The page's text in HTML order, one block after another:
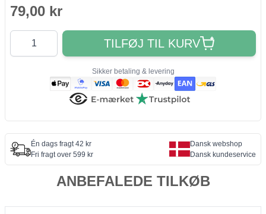
79,00 kr
Antal
TILFØJ TIL KURV
Sikker betaling & levering
Én dags fragt 42 kr
Fri fragt over 599 kr
Dansk webshop
Dansk kundeservice
ANBEFALEDE TILKØB